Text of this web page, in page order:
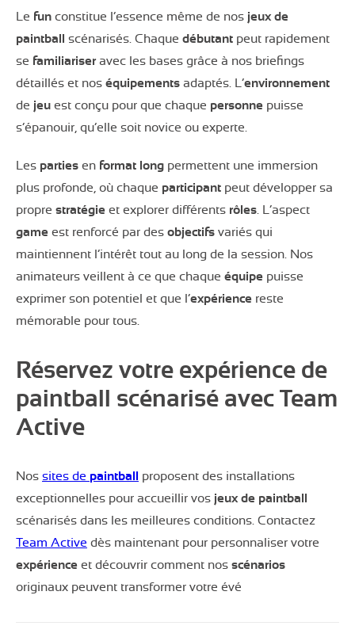
Le fun constitue l’essence même de nos jeux de
paintball scénarisés. Chaque débutant peut rapidement
se familiariseravec les bases grâce à nos briefings
détaillés et nos équipements adaptés. L’environnement
de jeu est conçu pour que chaque personne puisse
s’épanouir, qu’elle soit novice ou experte.
Les parties en format long permettent une immersion
plus profonde, où chaque participant peut développer sa
propre stratégie et explorer différents rôles. L’aspect
game est renforcé par des objectifs variés qui
maintiennent l’intérêt tout au long de la session. Nos
animateurs veillent à ce que chaque équipe puisse
exprimer son potentiel et que l’expérience reste
mémorable pour tous.
Réservez votre expérience de
paintball scénarisé avec Team
Active
Nos sites de paintball proposent des installations
exceptionnelles pour accueillir vos jeux de paintball
scénarisés dans les meilleures conditions. Contactez
Team Active dès maintenant pour personnaliser votre
expérience et découvrir comment nos scénarios
originaux peuvent transformer votre évé